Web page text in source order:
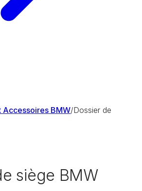
Accessoires BMW/Dossier de
siège BMW